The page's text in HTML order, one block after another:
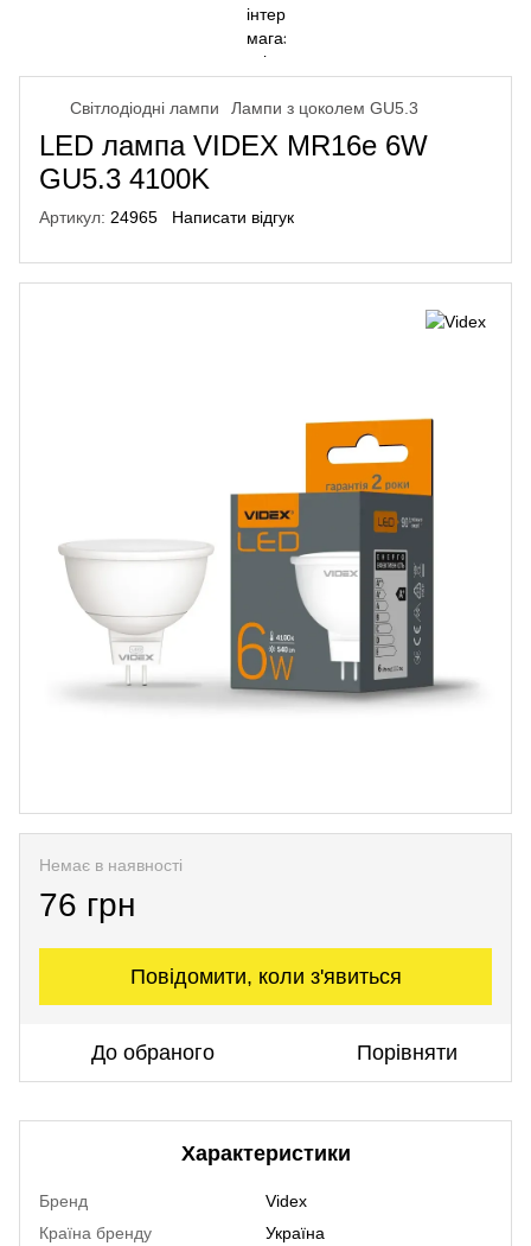
Світлодіодні лампи Лампи з цоколем GU5.3
LED лампа VIDEX MR16e 6W
GU5.3 4100K
Артикул: 24965 Написати відгук
Немає в наявності
76 грн
Повідомити, коли з'явиться
До обраного Порівняти
Характеристики
Бренд
Videx
Країна бренду
Україна